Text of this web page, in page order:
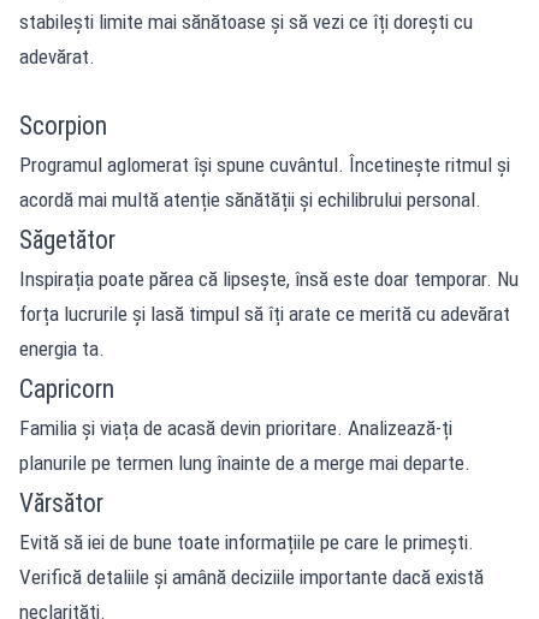
stabilești limite mai sănătoase și să vezi ce îți dorești cu
adevărat.
Scorpion
Programul aglomerat își spune cuvântul. Încetinește ritmul și
acordă mai multă atenție sănătății și echilibrului personal.
Săgetător
Inspirația poate părea că lipsește, însă este doar temporar. Nu
forța lucrurile și lasă timpul să îți arate ce merită cu adevărat
energia ta.
Capricorn
Familia și viața de acasă devin prioritare. Analizează-ți
planurile pe termen lung înainte de a merge mai departe.
Vărsător
Evită să iei de bune toate informațiile pe care le primești.
Verifică detaliile și amână deciziile importante dacă există
neclarități.